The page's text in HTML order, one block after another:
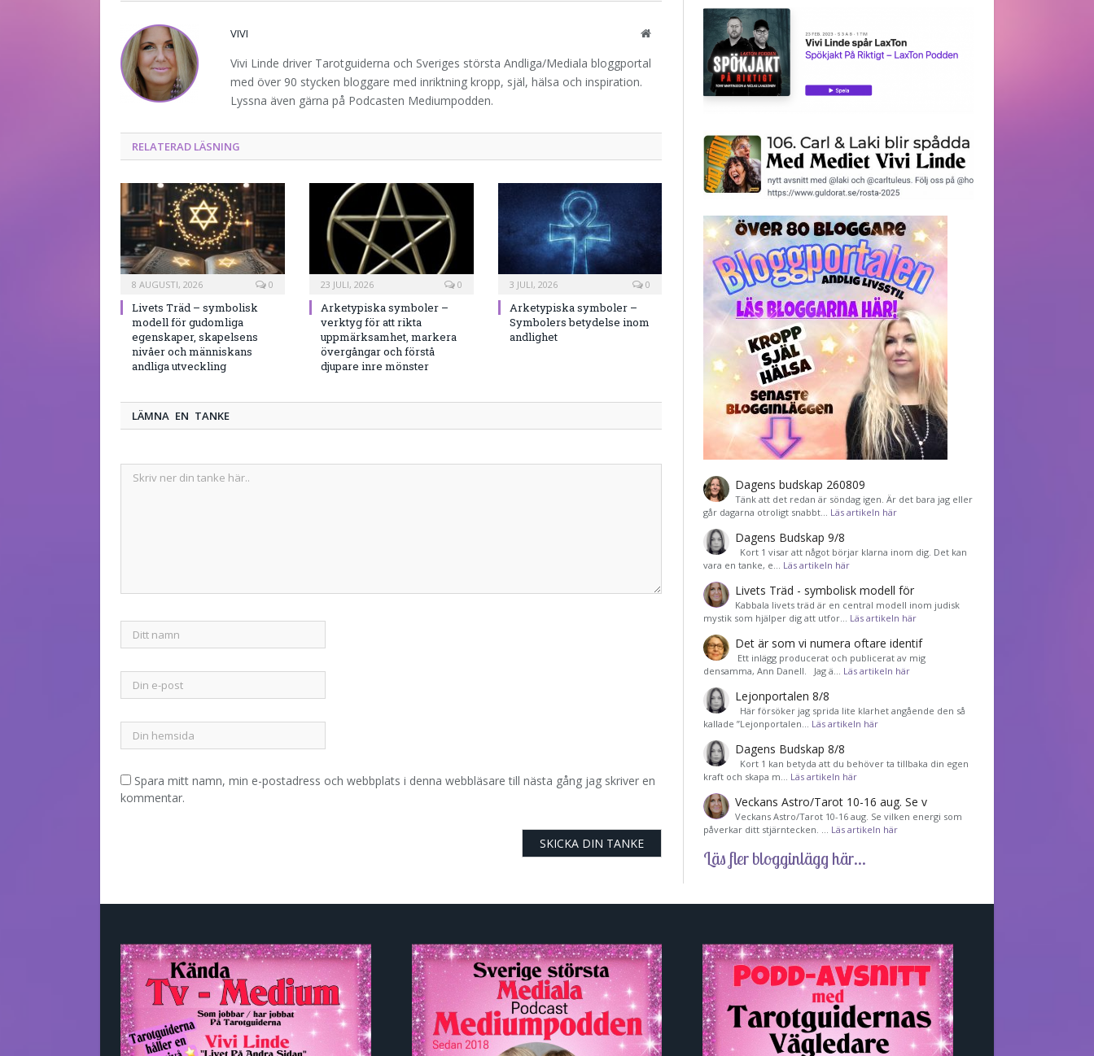
VIVI Website
Vivi Linde driver Tarotguiderna och Sveriges största Andliga/Mediala bloggportal
med över 90 stycken bloggare med inriktning kropp, själ, hälsa och inspiration.
Lyssna även gärna på Podcasten Mediumpodden.
RELATERAD LÄSNING
8 AUGUSTI, 2026 0
Livets Träd – symbolisk
modell för gudomliga
egenskaper, skapelsens
nivåer och människans
andliga utveckling
23 JULI, 2026 0
Arketypiska symboler –
verktyg för att rikta
uppmärksamhet, markera
övergångar och förstå
djupare inre mönster
3 JULI, 2026 0
Arketypiska symboler –
Symbolers betydelse inom
andlighet
LÄMNA EN TANKE
Spara mitt namn, min e-postadress och webbplats i denna webbläsare till nästa gång jag skriver en
kommentar.
Dagens budskap 260809
Tänk att det redan är söndag igen. Är det bara jag eller
går dagarna otroligt snabbt… Läs artikeln här
Dagens Budskap 9/8
Kort 1 visar att något börjar klarna inom dig. Det kan
vara en tanke, e… Läs artikeln här
Livets Träd - symbolisk modell för
Kabbala livets träd är en central modell inom judisk
mystik som hjälper dig att utfor… Läs artikeln här
Det är som vi numera oftare identif
͏ Ett inlägg producerat och publicerat av mig
densamma, Ann Danell. Jag ä… Läs artikeln här
Lejonportalen 8/8
Här försöker jag sprida lite klarhet angående den så
kallade ”Lejonportalen… Läs artikeln här
Dagens Budskap 8/8
Kort 1 kan betyda att du behöver ta tillbaka din egen
kraft och skapa m… Läs artikeln här
Veckans Astro/Tarot 10-16 aug. Se v
Veckans Astro/Tarot 10-16 aug. Se vilken energi som
påverkar ditt stjärntecken. … Läs artikeln här
Läs fler blogginlägg här...